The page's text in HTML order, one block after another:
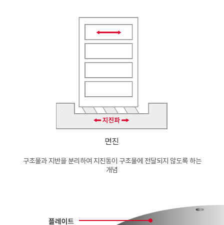
면진
구조물과 지반을 분리하여 지진동이 구조물에 전달되지 않도록 하는
개념